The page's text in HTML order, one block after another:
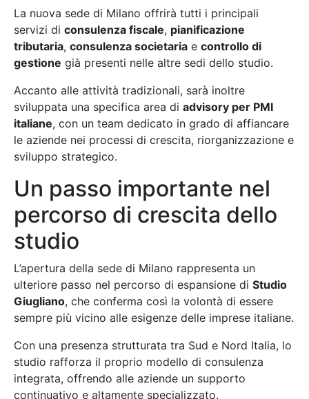
La nuova sede di Milano offrirà tutti i principali
servizi di consulenza fiscale, pianificazione
tributaria, consulenza societaria e controllo di
gestione già presenti nelle altre sedi dello studio.
Accanto alle attività tradizionali, sarà inoltre
sviluppata una specifica area di advisory per PMI
italiane, con un team dedicato in grado di affiancare
le aziende nei processi di crescita, riorganizzazione e
sviluppo strategico.
Un passo importante nel
percorso di crescita dello
studio
L’apertura della sede di Milano rappresenta un
ulteriore passo nel percorso di espansione di Studio
Giugliano, che conferma così la volontà di essere
sempre più vicino alle esigenze delle imprese italiane.
Con una presenza strutturata tra Sud e Nord Italia, lo
studio rafforza il proprio modello di consulenza
integrata, offrendo alle aziende un supporto
continuativo e altamente specializzato.